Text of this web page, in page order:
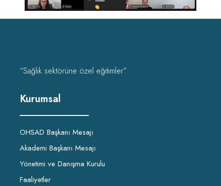
“Sağlık sektörüne özel eğitimler”
Kurumsal
OHSAD Başkanı Mesajı
Akademi Başkanı Mesajı
Yönetimi ve Danışma Kurulu
Faaliyetler